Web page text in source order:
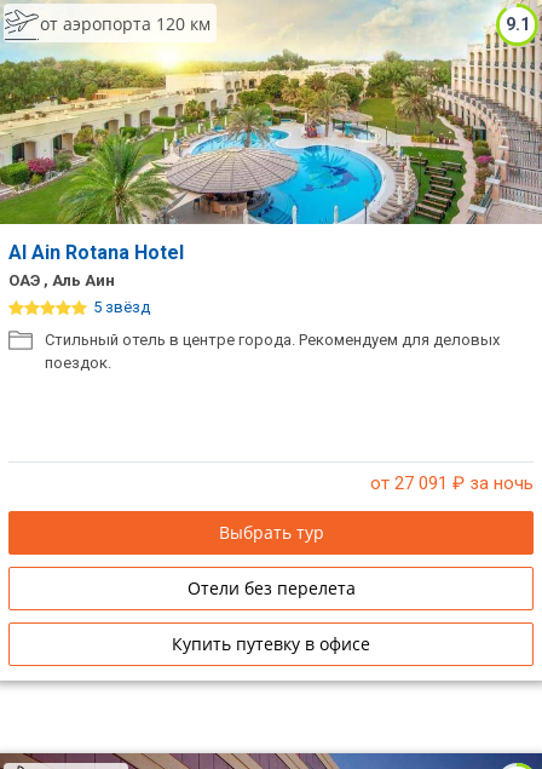
9.1
от аэропорта 120 км
Al Ain Rotana Hotel
ОАЭ , Аль Аин
5 звёзд
Стильный отель в центре города. Рекомендуем для деловых
поездок.
от 27 091 ₽ за ночь
Выбрать тур
Отели без перелета
Купить путевку в офисе